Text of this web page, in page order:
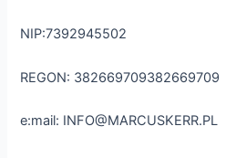
NIP:7392945502
REGON: 382669709382669709
e:mail: INFO@MARCUSKERR.PL